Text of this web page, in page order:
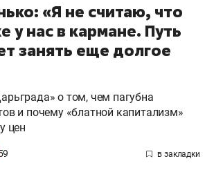
«Я не считаю, что
у нас в кармане. Путь
занять еще долгое
о том, чем пагубна
и почему «блатной капитализм»
цен